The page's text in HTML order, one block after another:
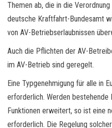
Themen ab, die in die
deutsche Kraftfahrt-Bundesamt
von AV-Betriebserlaubnissen
Auch die Pflichten der AV-
im AV-Betrieb sind geregelt.
Eine Typgenehmigung für alle in
erforderlich. Werden bestehende
Funktionen erweitert, so ist eine
erforderlich. Die Regelung